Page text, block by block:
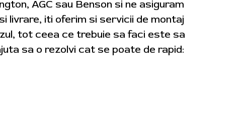
AGC sau Benson si ne asiguram
livrare, iti oferim si servicii de montaj
tot ceea ce trebuie sa faci este sa
sa o rezolvi cat se poate de rapid: